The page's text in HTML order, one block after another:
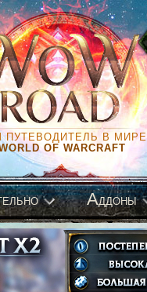
ПУТЕВОДИТЕЛЬ В МИРЕ
OF WARCRAFT
Аддоны